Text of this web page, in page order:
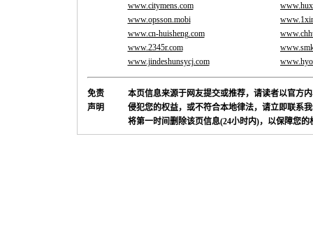
www.citymens.com
www.opsson.mobi
www.cn-huisheng.com
www.2345r.com
www.jindeshunsycj.com
免责
声明
本页信息来源于网友提交或推荐，请读者以官方
侵犯您的权益，或不符合本地律法，请立即联系
将第一时间删除该页信息(24小时内)，以保障您的